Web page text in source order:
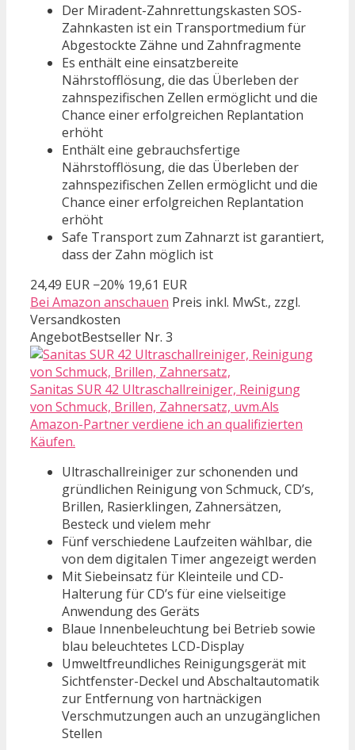
Der Miradent-Zahnrettungskasten SOS-
Zahnkasten ist ein Transportmedium für
Abgestockte Zähne und Zahnfragmente
Es enthält eine einsatzbereite
Nährstofflösung, die das Überleben der
zahnspezifischen Zellen ermöglicht und die
Chance einer erfolgreichen Replantation
erhöht
Enthält eine gebrauchsfertige
Nährstofflösung, die das Überleben der
zahnspezifischen Zellen ermöglicht und die
Chance einer erfolgreichen Replantation
erhöht
Safe Transport zum Zahnarzt ist garantiert,
dass der Zahn möglich ist
24,49 EUR −20% 19,61 EUR
Bei Amazon anschauen Preis inkl. MwSt., zzgl.
Versandkosten
AngebotBestseller Nr. 3
Sanitas SUR 42 Ultraschallreiniger, Reinigung
von Schmuck, Brillen, Zahnersatz, uvm.Als
Amazon-Partner verdiene ich an qualifizierten
Käufen.
Ultraschallreiniger zur schonenden und
gründlichen Reinigung von Schmuck, CD’s,
Brillen, Rasierklingen, Zahnersätzen,
Besteck und vielem mehr
Fünf verschiedene Laufzeiten wählbar, die
von dem digitalen Timer angezeigt werden
Mit Siebeinsatz für Kleinteile und CD-
Halterung für CD’s für eine vielseitige
Anwendung des Geräts
Blaue Innenbeleuchtung bei Betrieb sowie
blau beleuchtetes LCD-Display
Umweltfreundliches Reinigungsgerät mit
Sichtfenster-Deckel und Abschaltautomatik
zur Entfernung von hartnäckigen
Verschmutzungen auch an unzugänglichen
Stellen